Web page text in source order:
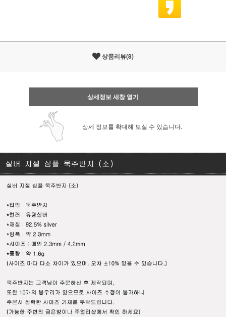
상품리뷰(8)
상세정보 새창 열기
상세 정보를 확대해 보실 수 있습니다.